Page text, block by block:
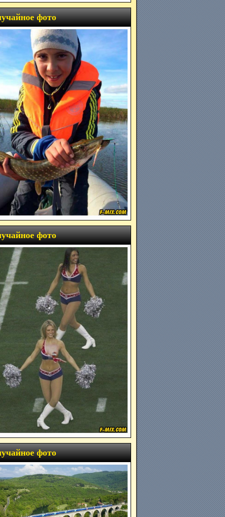
фото
фото
фото